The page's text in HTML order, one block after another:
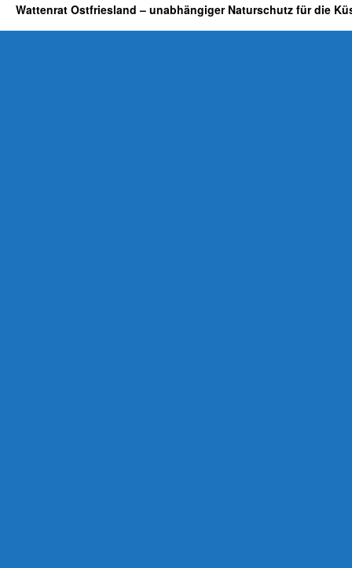
Wattenrat Ostfriesland – unabhängiger Naturschutz für die